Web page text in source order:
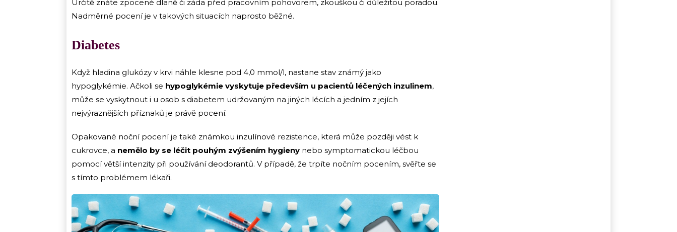
Určitě znáte zpocené dlaně či záda před pracovním pohovorem, zkouškou či důležitou poradou.
Nadměrné pocení je v takových situacích naprosto běžné.
Diabetes
Když hladina glukózy v krvi náhle klesne pod 4,0 mmol/l, nastane stav známý jako
hypoglykémie. Ačkoli se hypoglykémie vyskytuje především u pacientů léčených inzulinem,
může se vyskytnout i u osob s diabetem udržovaným na jiných lécích a jedním z jejích
nejvýraznějších příznaků je právě pocení.
Opakované noční pocení je také známkou inzulínové rezistence, která může později vést k
cukrovce, a nemělo by se léčit pouhým zvýšením hygieny nebo symptomatickou léčbou
pomocí větší intenzity při používání deodorantů. V případě, že trpíte nočním pocením, svěřte se
s tímto problémem lékaři.